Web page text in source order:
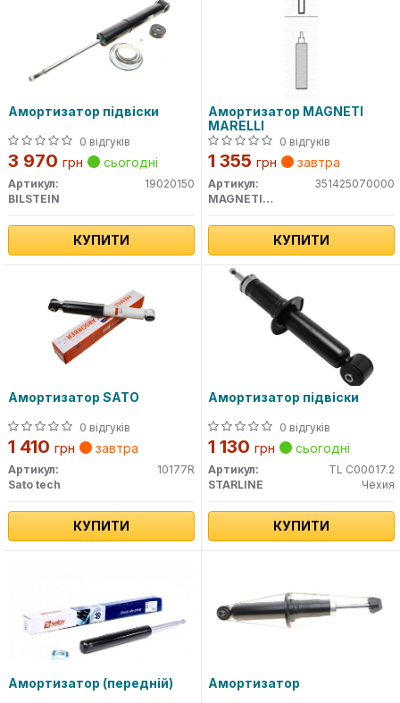
Амортизатор підвіски
0 відгуків
3 970 грн сьогодні
Артикул:
19020150
BILSTEIN
КУПИТИ
Амортизатор MAGNETI
MARELLI
0 відгуків
1 355 грн завтра
Артикул:
351425070000
MAGNETI MARELLI
КУПИТИ
Амортизатор SATO
0 відгуків
1 410 грн завтра
Артикул:
10177R
Sato tech
КУПИТИ
Амортизатор підвіски
0 відгуків
1 130 грн сьогодні
Артикул:
TL C00017.2
STARLINE
Чехия
КУПИТИ
Амортизатор (передній) Амортизатор